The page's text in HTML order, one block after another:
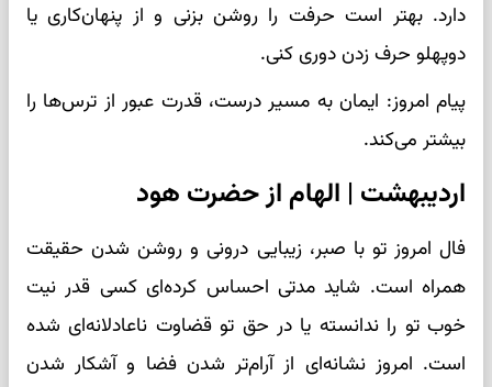
دارد. بهتر است حرفت را روشن بزنی و از پنهان‌کاری یا
دوپهلو حرف زدن دوری کنی.
پیام امروز: ایمان به مسیر درست، قدرت عبور از ترس‌ها را
بیشتر می‌کند.
اردیبهشت | الهام از حضرت هود
فال امروز تو با صبر، زیبایی درونی و روشن شدن حقیقت
همراه است. شاید مدتی احساس کرده‌ای کسی قدر نیت
خوب تو را ندانسته یا در حق تو قضاوت ناعادلانه‌ای شده
است. امروز نشانه‌ای از آرام‌تر شدن فضا و آشکار شدن